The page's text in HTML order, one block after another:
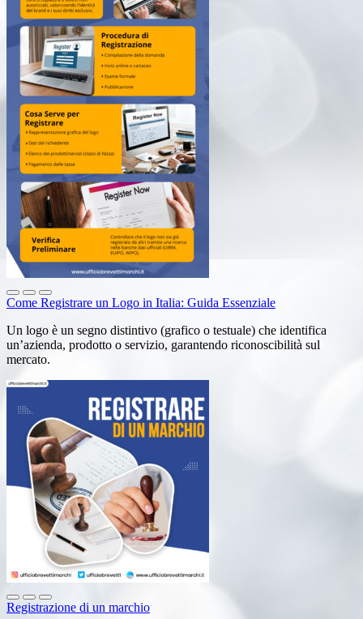
Come Registrare un Logo in Italia: Guida Essenziale
Un logo è un segno distintivo (grafico o testuale) che identifica
un’azienda, prodotto o servizio, garantendo riconoscibilità sul
mercato.
Registrazione di un marchio